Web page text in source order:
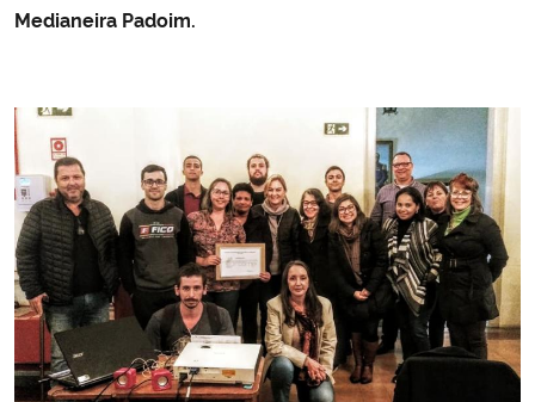
Ministério da Mulher, da Família e dos Direitos Humanos
Secretaria-Geral
Secretaria de Governo
Gabinete de Segurança Institucional
Advocacia-Geral da União
Medianeira Padoim.